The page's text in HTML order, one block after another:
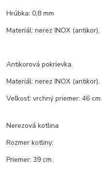
Hrúbka: 0,8 mm
Materiál: nerez INOX (antikor).
Antikorová pokrievka.
Materiál: nerez INOX (antikor).
Veľkosť: vrchný priemer: 46 cm.
Nerezová kotlina
Rozmer kotliny:
Priemer: 39 cm.